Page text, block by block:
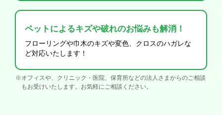
ペットによるキズや破れのお悩みも解消！
フローリングや巾木のキズや変色、クロスのハガレな
ど対応いたします！
※オフィスや、クリニック・医院、保育所などの法人さまからのご相談
もお受けいたします。お気軽にご相談ください。